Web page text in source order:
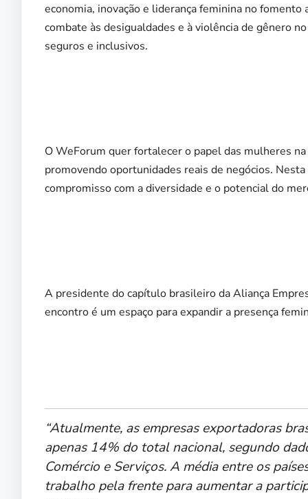
economia, inovação e liderança feminina no
combate às desigualdades e à violência de gênero
seguros e inclusivos.
O WeForum quer fortalecer o papel das mulheres
promovendo oportunidades reais de negócios.
compromisso com a diversidade e o potencial do
A presidente do capítulo brasileiro da Aliança
encontro é um espaço para expandir a presença
“Atualmente, as empresas exportadoras
apenas 14% do total nacional, segundo
Comércio e Serviços. A média entre os
trabalho pela frente para aumentar a